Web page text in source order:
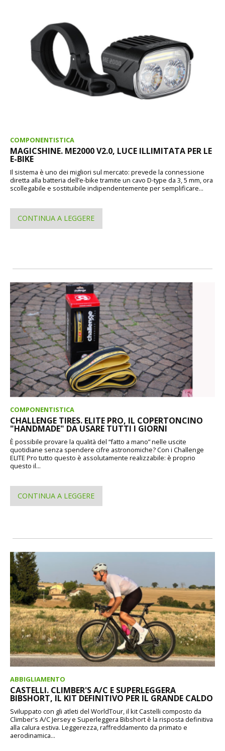
COMPONENTISTICA
MAGICSHINE. ME2000 V2.0, LUCE ILLIMITATA PER LE
E-BIKE
Il sistema è uno dei migliori sul mercato: prevede la connessione
diretta alla batteria dell’e-bike tramite un cavo D-type da 3, 5 mm, ora
scollegabile e sostituibile indipendentemente per semplificare...
CONTINUA A LEGGERE
COMPONENTISTICA
CHALLENGE TIRES. ELITE PRO, IL COPERTONCINO
"HANDMADE" DA USARE TUTTI I GIORNI
È possibile provare la qualità del “fatto a mano” nelle uscite
quotidiane senza spendere cifre astronomiche? Con i Challenge
ELITE Pro tutto questo è assolutamente realizzabile: è proprio
questo il...
CONTINUA A LEGGERE
ABBIGLIAMENTO
CASTELLI. CLIMBER'S A/C E SUPERLEGGERA
BIBSHORT, IL KIT DEFINITIVO PER IL GRANDE CALDO
Sviluppato con gli atleti del WorldTour, il kit Castelli composto da
Climber's A/C Jersey e Superleggera Bibshort è la risposta definitiva
alla calura estiva. Leggerezza, raffreddamento da primato e
aerodinamica...